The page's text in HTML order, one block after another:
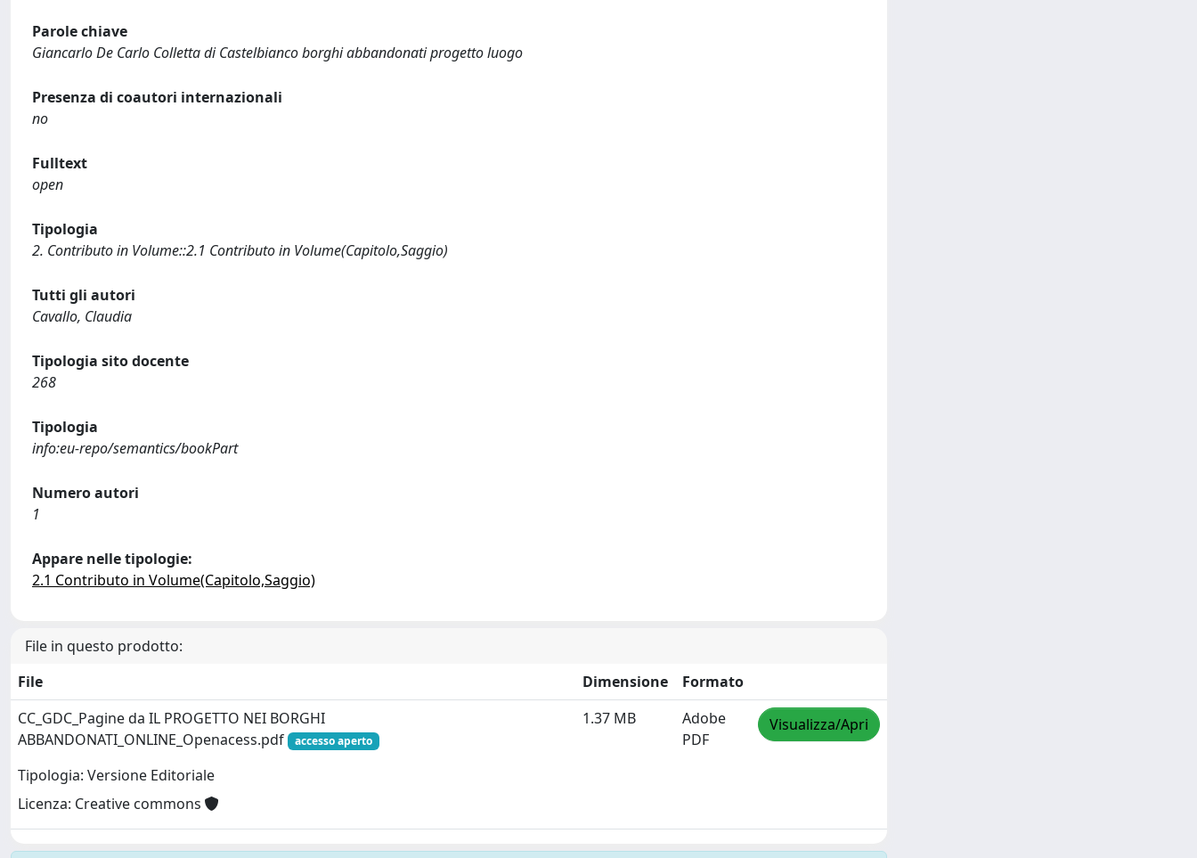
Parole chiave
Giancarlo De Carlo Colletta di Castelbianco borghi abbandonati progetto luogo
Presenza di coautori internazionali
no
Fulltext
open
Tipologia
2. Contributo in Volume::2.1 Contributo in Volume(Capitolo,Saggio)
Tutti gli autori
Cavallo, Claudia
Tipologia sito docente
268
Tipologia
info:eu-repo/semantics/bookPart
Numero autori
1
Appare nelle tipologie:
2.1 Contributo in Volume(Capitolo,Saggio)
File in questo prodotto:
File
Dimensione
Formato
CC_GDC_Pagine da IL PROGETTO NEI BORGHI
ABBANDONATI_ONLINE_Openacess.pdf
accesso aperto
Tipologia: Versione Editoriale
Licenza: Creative commons
1.37 MB
Adobe
PDF
Visualizza/Apri